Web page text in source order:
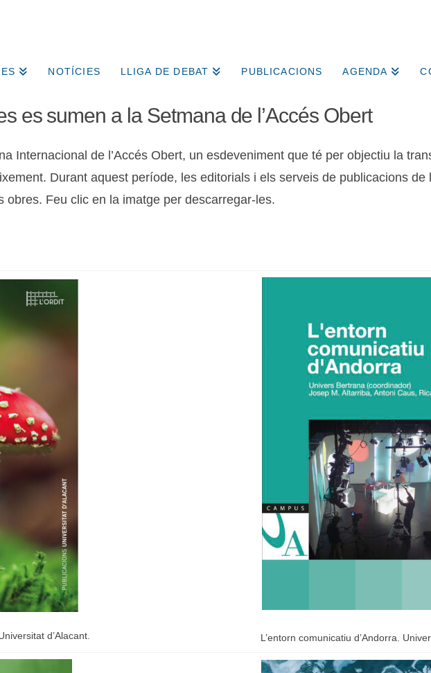
NOTÍCIES LLIGA DE DEBAT PUBLICACIONS AGENDA
es sumen a la Setmana de l’Accés Obert
Internacional de l’Accés Obert, un esdeveniment que té per objectiu la
Durant aquest període, les editorials i els serveis de publicacions
obres. Feu clic en la imatge per descarregar-les.
d’Alacant. L’entorn comunicatiu d’Andorra.